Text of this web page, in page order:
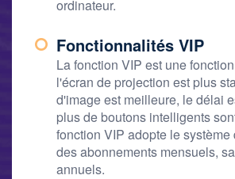
ordinateur.
Fonctionnalités VIP
La fonction VIP est une
l'écran de projection est plus
d'image est meilleure, le délai
plus de boutons intelligents
fonction VIP adopte le
des abonnements mensuels,
annuels.